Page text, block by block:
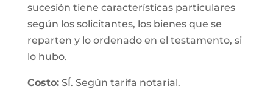
sucesión tiene características particulares
según los solicitantes, los bienes que se
reparten y lo ordenado en el testamento, si
lo hubo.
Costo:SÍ. Según tarifa notarial.